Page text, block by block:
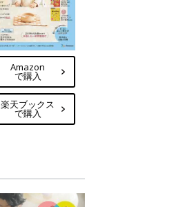
Amazon
で購入
楽天ブックス
で購入